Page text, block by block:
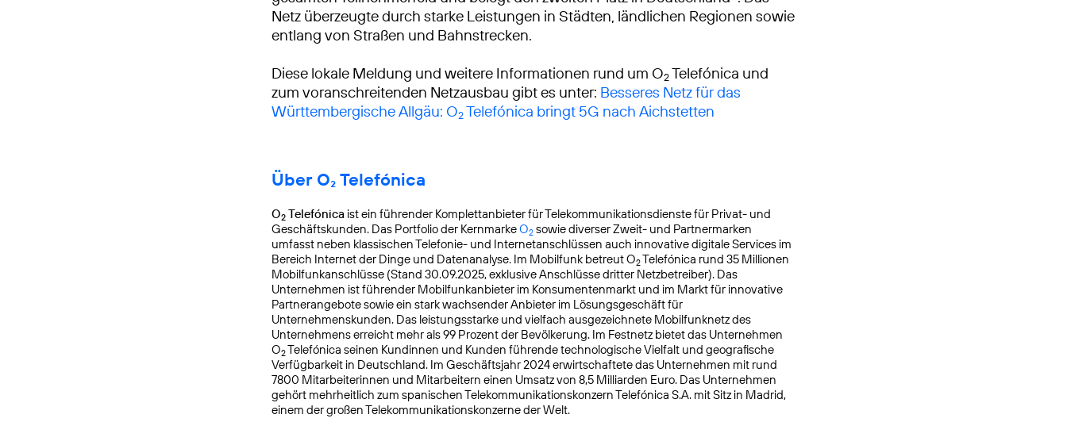
Netz überzeugte durch starke Leistungen in Städten, ländlichen Regionen sowie
entlang von Straßen und Bahnstrecken.
Diese lokale Meldung und weitere Informationen rund um O2Telefónica und
zum voranschreitenden Netzausbau gibt es unter: Besseres Netz für das
Württembergische Allgäu: O2Telefónica bringt 5G nach Aichstetten
Über O₂ Telefónica
O2 Telefónica ist ein führender Komplettanbieter für Telekommunikationsdienste für Privat- und
Geschäftskunden. Das Portfolio der KernmarkeO2 sowie diverser Zweit- und Partnermarken
umfasst neben klassischen Telefonie- und Internetanschlüssen auch innovative digitale Services im
Bereich Internet der Dinge und Datenanalyse. Im Mobilfunk betreut O2Telefónica rund 35 Millionen
Mobilfunkanschlüsse (Stand 30.09.2025, exklusive Anschlüsse dritter Netzbetreiber). Das
Unternehmen ist führender Mobilfunkanbieter im Konsumentenmarkt und im Markt für innovative
Partnerangebote sowie ein stark wachsender Anbieter im Lösungsgeschäft für
Unternehmenskunden. Das leistungsstarke und vielfach ausgezeichnete Mobilfunknetz des
Unternehmens erreicht mehr als 99 Prozent der Bevölkerung. Im Festnetz bietet das Unternehmen
O2Telefónica seinen Kundinnen und Kunden führende technologische Vielfalt und geografische
Verfügbarkeit in Deutschland. Im Geschäftsjahr 2024 erwirtschaftete das Unternehmen mit rund
7800 Mitarbeiterinnen und Mitarbeitern einen Umsatz von 8,5 Milliarden Euro. Das Unternehmen
gehört mehrheitlich zum spanischen Telekommunikationskonzern Telefónica S.A. mit Sitz in Madrid,
einem der großen Telekommunikationskonzerne der Welt.